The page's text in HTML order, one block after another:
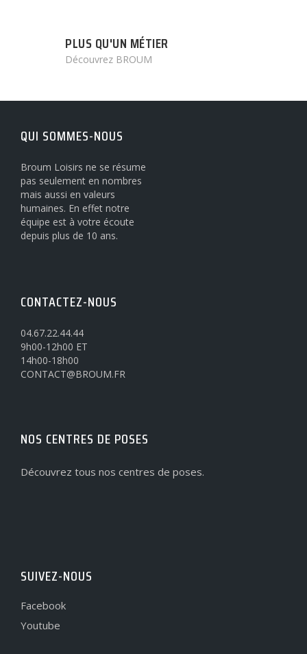
PLUS QU'UN MÉTIER
Découvrez BROUM
QUI SOMMES-NOUS
Broum Loisirs ne se résume
pas seulement en nombres
mais aussi en valeurs
humaines. En effet notre
équipe est à votre écoute
depuis plus de 10 ans.
CONTACTEZ-NOUS
04.67.22.44.44
9h00-12h00 ET
14h00-18h00
CONTACT@BROUM.FR
NOS CENTRES DE POSES
Découvrez tous nos centres de poses.
SUIVEZ-NOUS
Facebook
Youtube